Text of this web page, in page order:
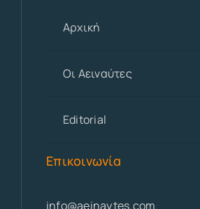
Αρχική
Οι Αειναύτες
Editorial
Επικοινωνία
info@aeinaytes.com